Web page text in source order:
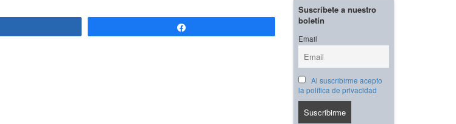
Suscríbete a nuestro
boletín
Email
Al suscribirme acepto
la política de privacidad